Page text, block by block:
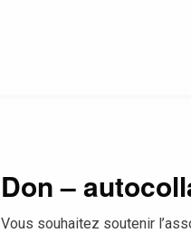
Don –
Vous souhaitez soutenir